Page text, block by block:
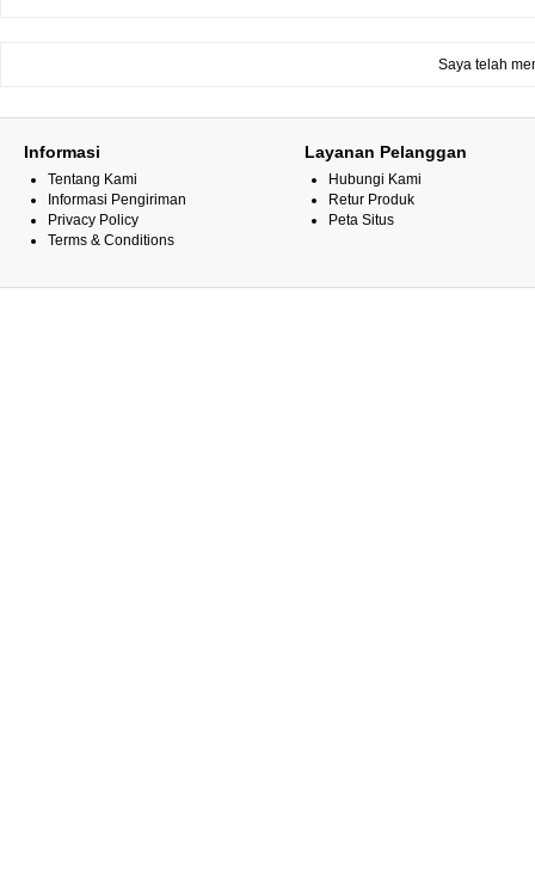
Saya telah
Informasi
Tentang Kami
Informasi Pengiriman
Privacy Policy
Terms & Conditions
Layanan Pelanggan
Hubungi Kami
Retur Produk
Peta Situs